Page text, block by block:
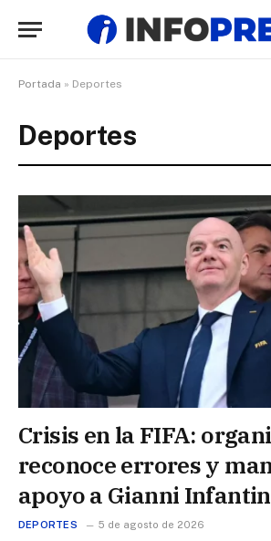
Portada » Deportes
Deportes
Crisis en la FIFA:
reconoce errores y
apoyo a Gianni
DEPORTES 5 de agosto de 2026